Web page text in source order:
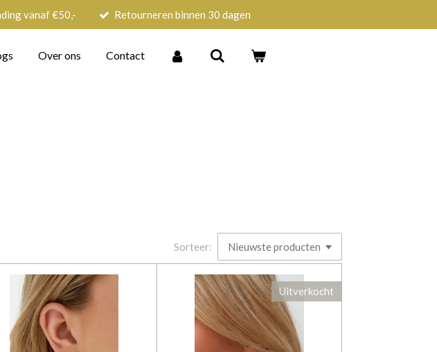
vanaf €50,- Retourneren binnen 30 dagen
Over ons Contact
Sorteer:
Uitverkocht